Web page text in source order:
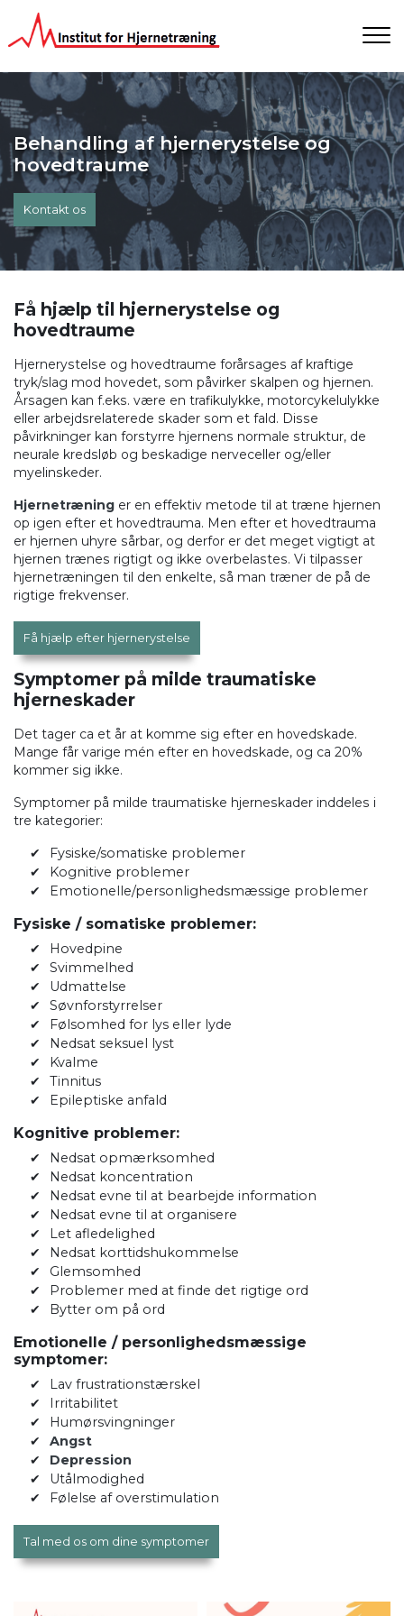
hovedindhold
Behandling af hjernerystelse og
hovedtraume
Kontakt os
Få hjælp til hjernerystelse og
hovedtraume
Hjernerystelse og hovedtraume forårsages af kraftige
tryk/slag mod hovedet, som påvirker skalpen og hjernen.
Årsagen kan f.eks. være en trafikulykke, motorcykelulykke
eller arbejdsrelaterede skader som et fald. Disse
påvirkninger kan forstyrre hjernens normale struktur, de
neurale kredsløb og beskadige nerveceller og/eller
myelinskeder.
Hjernetræning er en effektiv metode til at træne hjernen
op igen efter et hovedtrauma. Men efter et hovedtrauma
er hjernen uhyre sårbar, og derfor er det meget vigtigt at
hjernen trænes rigtigt og ikke overbelastes. Vi tilpasser
hjernetræningen til den enkelte, så man træner de på de
rigtige frekvenser.
Få hjælp efter hjernerystelse
Symptomer på milde traumatiske
hjerneskader
Det tager ca et år at komme sig efter en hovedskade.
Mange får varige mén efter en hovedskade, og ca 20%
kommer sig ikke.
Symptomer på milde traumatiske hjerneskader inddeles i
tre kategorier:
Fysiske/somatiske problemer
Kognitive problemer
Emotionelle/personlighedsmæssige problemer
Fysiske / somatiske problemer:
Hovedpine
Svimmelhed
Udmattelse
Søvnforstyrrelser
Følsomhed for lys eller lyde
Nedsat seksuel lyst
Kvalme
Tinnitus
Epileptiske anfald
Kognitive problemer:
Nedsat opmærksomhed
Nedsat koncentration
Nedsat evne til at bearbejde information
Nedsat evne til at organisere
Let afledelighed
Nedsat korttidshukommelse
Glemsomhed
Problemer med at finde det rigtige ord
Bytter om på ord
Emotionelle / personlighedsmæssige
symptomer:
Lav frustrationstærskel
Irritabilitet
Humørsvingninger
Angst
Depression
Utålmodighed
Følelse af overstimulation
Tal med os om dine symptomer